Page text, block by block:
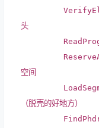
头
空间
（脱壳的好地方）